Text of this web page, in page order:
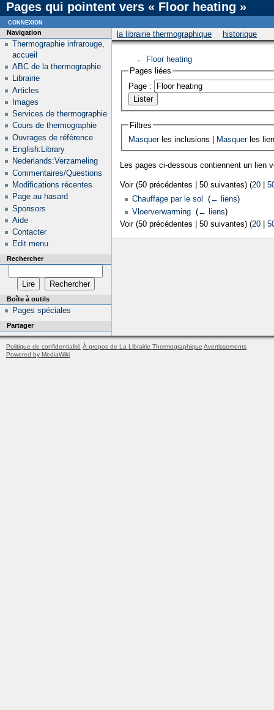
Pages qui pointent vers « Floor heating »
la librairie thermographique historique
← Floor heating
Pages liées
Page :
Filtres
Masquerles inclusions | Masquerles
Les pages ci-dessous contiennent un lien
Voir (50 précédentes | 50 suivantes) (20
Chauffage par le sol
(← liens)
Vloerverwarming‎ (← liens)
Voir (50 précédentes | 50 suivantes) (20
Navigation
Thermographie infrarouge,
accueil
ABC de la thermographie
Librairie
Articles
Images
Services de thermographie
Cours de thermographie
Ouvrages de référence
English:Library
Nederlands:Verzameling
Commentaires/Questions
Modifications récentes
Page au hasard
Sponsors
Aide
Contacter
Edit menu
Rechercher
Boîte à outils
Pages spéciales
Partager
connexion
Politique de confidentialité À propos de La Librairie Thermographique Avertissements
Powered by MediaWiki